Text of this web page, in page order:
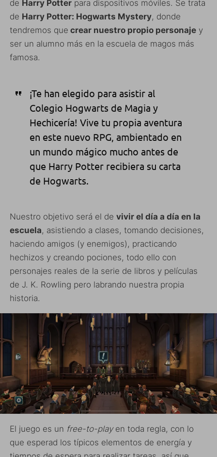
de Harry Potter para dispositivos móviles. Se trata
de Harry Potter: Hogwarts Mystery, donde
tendremos que crear nuestro propio personaje y
ser un alumno más en la escuela de magos más
famosa.
¡Te han elegido para asistir al
Colegio Hogwarts de Magia y
Hechicería! Vive tu propia aventura
en este nuevo RPG, ambientado en
un mundo mágico mucho antes de
que Harry Potter recibiera su carta
de Hogwarts.
Nuestro objetivo será el de vivir el día a día en la
escuela, asistiendo a clases, tomando decisiones,
haciendo amigos (y enemigos), practicando
hechizos y creando pociones, todo ello con
personajes reales de la serie de libros y películas
de J. K. Rowling pero labrando nuestra propia
historia.
El juego es un free-to-playen toda regla, con lo
que esperad los típicos elementos de energía y